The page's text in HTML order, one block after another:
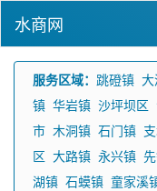
水商网
服务区域： 跳磴镇
镇 华岩镇 沙坪坝区
市 木洞镇 石门镇
区 大路镇 永兴镇
湖镇 石蟆镇 童家溪